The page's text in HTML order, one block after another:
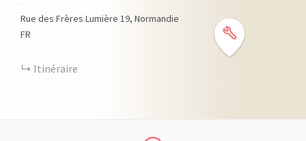
Rue des Frères Lumière 19 Normandie
FR
Itinéraire